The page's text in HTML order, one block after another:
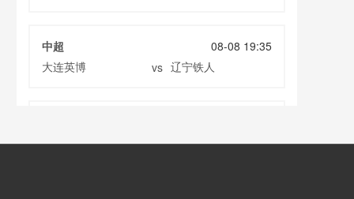
中超
08-08 19:35
大连英博
vs 辽宁铁人
云南玉昆
vs 成都蓉城